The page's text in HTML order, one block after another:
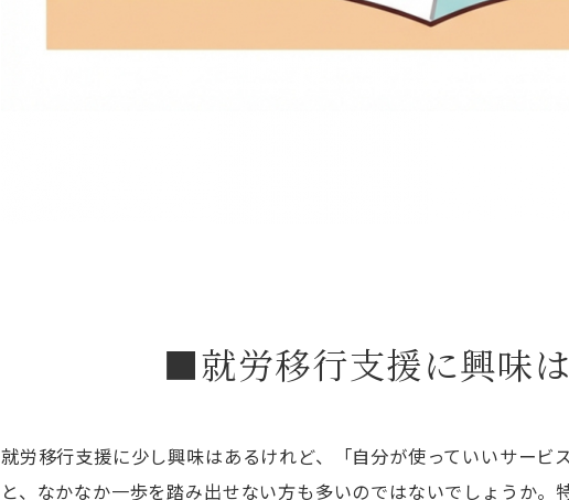
■就労移行支援に興味
就労移行支援に少し興味はあるけれど、「自分が使っていいサービ
と、なかなか一歩を踏み出せない方も多いのではないでしょうか